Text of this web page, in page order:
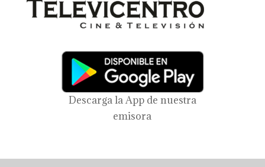
Descarga la App de nuestra
emisora